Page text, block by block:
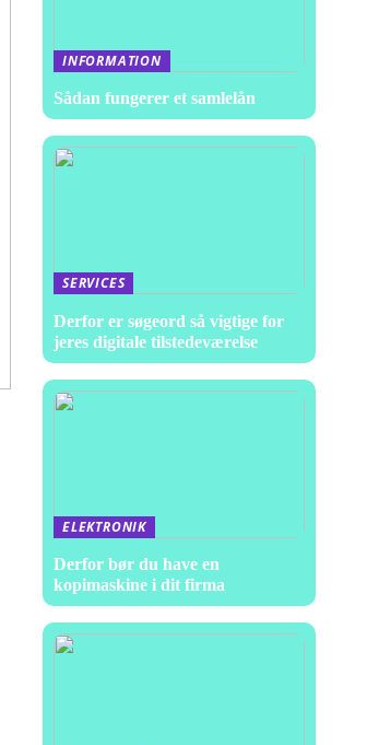
INFORMATION
Sådan fungerer et samlelån
SERVICES
Derfor er søgeord så vigtige for
jeres digitale tilstedeværelse
ELEKTRONIK
Derfor bør du have en
kopimaskine i dit firma